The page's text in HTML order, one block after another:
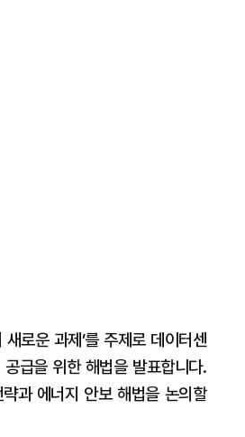
로운 과제’를 주제로 데이터센
급을 위한 해법을 발표합니다.
과 에너지 안보 해법을 논의할